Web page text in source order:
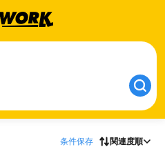
条件保存 関連度順